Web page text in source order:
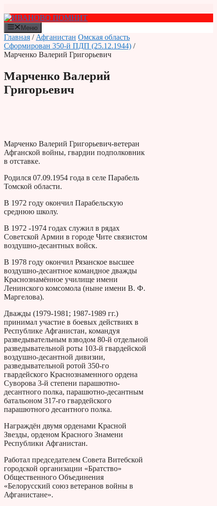
к
содержимому
Меню
Главная / Афганистан Омская область
Сформирован 350-й ПДП (25.12.1944) /
Марченко Валерий Григорьевич
Марченко Валерий
Григорьевич
Марченко Валерий Григорьевич-ветеран
Афганской войны, гвардии подполковник
в отставке.
Родился 07.09.1954 года в селе Парабель
Томской области.
В 1972 году окончил Парабельскую
среднюю школу.
В 1972 -1974 годах служил в рядах
Советской Армии в городе Чите связистом
воздушно-десантных войск.
В 1978 году окончил Рязанское высшее
воздушно-десантное командное дважды
Краснознамённое училище имени
Ленинского комсомола (ныне имени В. Ф.
Маргелова).
Дважды (1979-1981; 1987-1989 гг.)
принимал участие в боевых действиях в
Республике Афганистан, командуя
разведывательным взводом 80-й отдельной
разведывательной роты 103-й гвардейской
воздушно-десантной дивизии,
разведывательной ротой 350-го
гвардейского Краснознаменного ордена
Суворова 3-й степени парашютно-
десантного полка, парашютно-десантным
батальоном 317-го гвардейского
парашютного десантного полка.
Награждён двумя орденами Красной
Звезды, орденом Красного Знамени
Республики Афганистан.
Работал председателем Совета Витебской
городской организации «Братство»
Общественного Объединения
«Белорусский союз ветеранов войны в
Афганистане».